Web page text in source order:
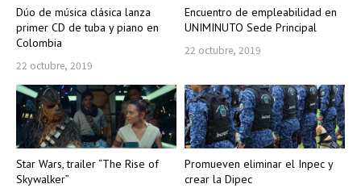
Dúo de música clásica lanza
primer CD de tuba y piano en
Colombia
22 octubre, 2019
Encuentro de empleabilidad en
UNIMINUTO Sede Principal
22 octubre, 2019
Star Wars, trailer “The Rise of
Skywalker”
Promueven eliminar el Inpec y
crear la Dipec